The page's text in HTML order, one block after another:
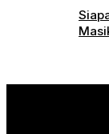
Ini